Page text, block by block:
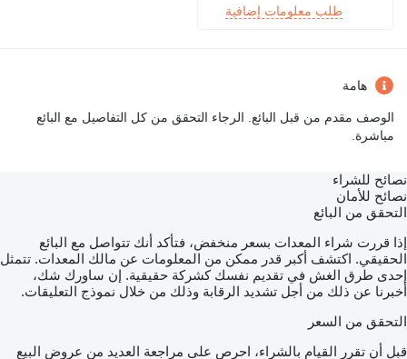
طلب معلومات إضافية
هامة
الوصف مقدم من قبل البائع. الرجاء التحقق من كل التفاصيل مع البائع
مباشرة.
نصائح للشراء
نصائح للأمان
التحقق من البائع
إذا قررت شراء المعدات بسعر منخفض، فتأكد أنك تتواصل مع البائع
الحقيقي. اكتشف أكبر قدر ممكن من المعلومات عن مالك المعدات. تتمثل
إحدى طرق الغش في تقديم نفسك كشركة حقيقية. إن ساورك شك،
أخبرنا عن ذلك من أجل تشديد الرقابة وذلك من خلال نموذج التعليقات.
التحقق من السعر
قبل أن تقرر القيام بالشراء، احرص على مراجعة العديد من عروض البيع